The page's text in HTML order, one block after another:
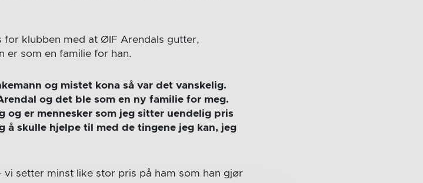
klubben med at ØIF Arendals gutter,
er som en familie for han.
og mistet kona så var det vanskelig.
og det ble som en ny familie for meg.
og er mennesker som jeg sitter uendelig pris
å skulle hjelpe til med de tingene jeg kan, jeg
setter minst like stor pris på ham som han gjør